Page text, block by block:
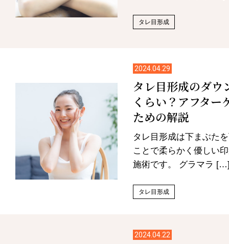
タレ目形成
2024.04.29
タレ目形成のダウ
くらい？アフター
ための解説
タレ目形成は下まぶた
ことで柔らかく優しい
施術です。 グラマラ
タレ目形成
2024.04.22